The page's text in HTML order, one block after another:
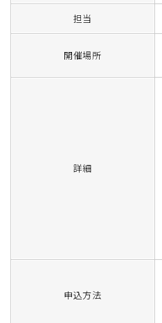
担当
開催場所
詳細
申込方法